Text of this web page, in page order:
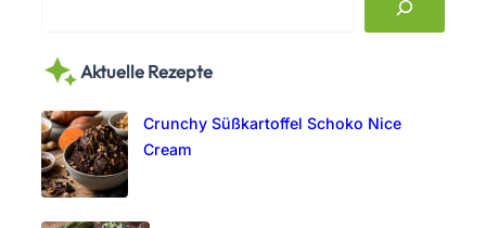
r
h
Aktuelle Rezepte
Crunchy Süßkartoffel Schoko Nice
Cream